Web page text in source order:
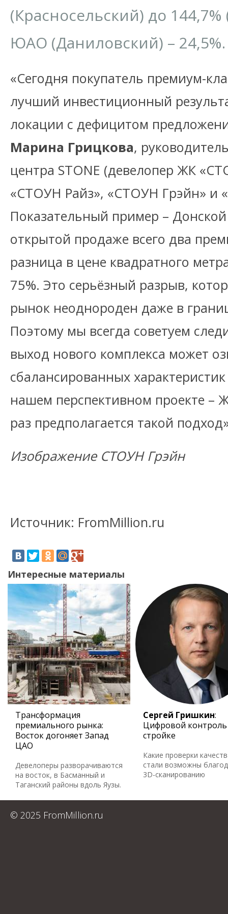
(Красносельский) до
ЮАО (Даниловский) – 24,5%.
«Сегодня покупатель премиум-
лучший инвестиционный
локации с дефицитом
Марина Грицкова,
центра STONE (девелопер ЖК
«СТОУН Райз», «СТОУН Грэйн» и
Показательный пример –
открытой продаже всего два
разница в цене квадратного
75%. Это серьёзный разрыв,
рынок неоднороден даже в
Поэтому мы всегда советуем
выход нового комплекса может
сбалансированных
нашем перспективном проекте –
раз предполагается такой
Изображение СТОУН Грэйн
Источник: FromMillion.ru
Интересные материалы
Трансформация
премиального рынка:
Восток догоняет Запад
ЦАО
Девелоперы разворачиваются
на восток, в Басманный и
Таганский районы вдоль Яузы.
Сергей Гришкин:
Цифровой
стройке
Какие проверки
стали возможны
3D-сканированию
© 2025 FromMillion.ru